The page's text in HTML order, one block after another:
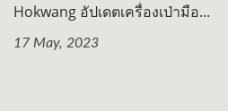
Hokwang อัปเดตเครื่องเป่ามือ...
17 May, 2023